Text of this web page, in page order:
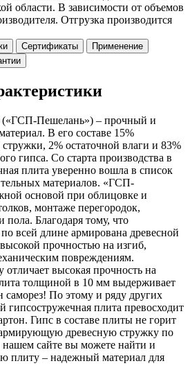
области. В зависимости от объемов
Отгрузка производится
Сертификаты
Применение
(«ГСП-Пешелань») – прочный и
В его составе 15%
2% остаточной влаги и 83%
гипса. Со старта производства в
плита уверенно вошла в список
материалов. «ГСП-
основой при облицовке и
монтаже перегородок,
пола. Благодаря тому, что
всей длине армирована древесной
прочностью на изгиб,
повреждениям.
высокая прочность на
толщиной в 10 мм выдерживает
саморез! По этому и ряду других
гипсостружечная плита превосходит
Гипс в составе плиты не горит
древесную стружку по
сайте вы можете найти и
плиту – надежный материал для